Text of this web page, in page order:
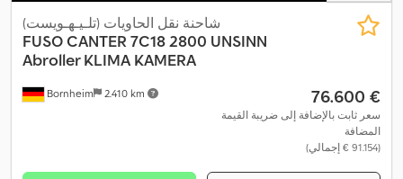
Bornheim 2.410 km
شاحنة نقل الحاويات (تلـيـهـويست)
FUSOCANTER 7C18 2800 UNSINN
Abroller KLIMA KAMERA
‏76.600 €
سعر ثابت بالإضافة إلى ضريبة القيمة
المضافة
(‏91.154 € إجمالي)